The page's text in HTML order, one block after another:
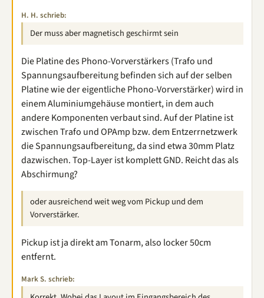
H. H. schrieb:
Der muss aber magnetisch geschirmt sein
Die Platine des Phono-Vorverstärkers (Trafo und
Spannungsaufbereitung befinden sich auf der selben
Platine wie der eigentliche Phono-Vorverstärker) wird in
einem Aluminiumgehäuse montiert, in dem auch
andere Komponenten verbaut sind. Auf der Platine ist
zwischen Trafo und OPAmp bzw. dem Entzerrnetzwerk
die Spannungsaufbereitung, da sind etwa 30mm Platz
dazwischen. Top-Layer ist komplett GND. Reicht das als
Abschirmung?
oder ausreichend weit weg vom Pickup und dem
Vorverstärker.
Pickup ist ja direkt am Tonarm, also locker 50cm
entfernt.
Mark S. schrieb: